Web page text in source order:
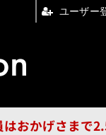
おかげさまで
ブランドチャンネ
フォーエム
ユーザー